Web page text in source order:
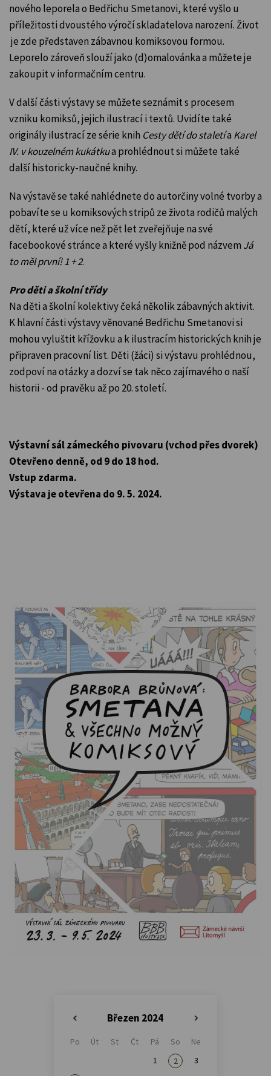
nového leporela o Bedřichu Smetanovi, které vyšlo u
příležitosti dvoustého výročí skladatelova narození. Život
je zde představen zábavnou komiksovou formou.
Leporelo zároveň slouží jako (d)omalovánka a můžete je
zakoupit v informačním centru.
V další části výstavy se můžete seznámit s procesem
vzniku komiksů, jejich ilustrací i textů. Uvidíte také
originály ilustrací ze série knih Cesty dětí do staletía Karel
IV. v kouzelném kukátkua prohlédnout si můžete také
další historicky-naučné knihy.
Na výstavě se také nahlédnete do autorčiny volné tvorby a
pobavíte se u komiksových stripů ze života rodičů malých
dětí, které už více než pět let zveřejňuje na své
facebookové stránce a které vyšly knižně pod názvem Já
to měl první! 1 + 2.
Pro děti a školní třídy
Na děti a školní kolektivy čeká několik zábavných aktivit.
K hlavní části výstavy věnované Bedřichu Smetanovi si
mohou vyluštit křížovku a k ilustracím historických knih je
připraven pracovní list. Děti (žáci) si výstavu prohlédnou,
zodpoví na otázky a dozví se tak něco zajímavého o naší
historii - od pravěku až po 20. století.
Výstavní sál zámeckého pivovaru (vchod přes dvorek)
Otevřeno denně, od 9 do 18 hod.
Vstup zdarma.
Výstava je otevřena do 9. 5. 2024.
Březen 2024
Po Út St Čt Pá So
Ne
1
2
3